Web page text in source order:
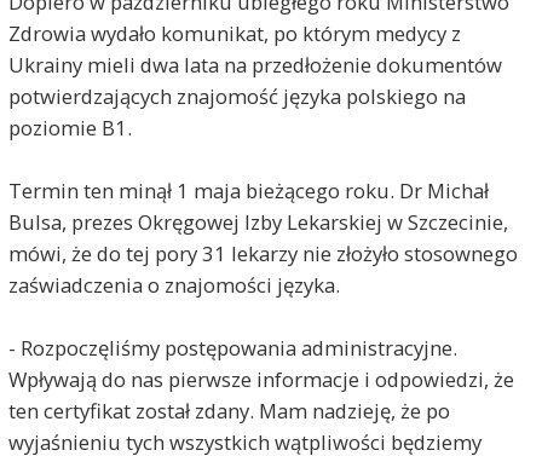
Zdrowia wydało komunikat, po którym medycy z
Ukrainy mieli dwa lata na przedłożenie dokumentów
potwierdzających znajomość języka polskiego na
poziomie B1.
Termin ten minął 1 maja bieżącego roku. Dr Michał
Bulsa, prezes Okręgowej Izby Lekarskiej w Szczecinie,
mówi, że do tej pory 31 lekarzy nie złożyło stosownego
zaświadczenia o znajomości języka.
- Rozpoczęliśmy postępowania administracyjne.
Wpływają do nas pierwsze informacje i odpowiedzi, że
ten certyfikat został zdany. Mam nadzieję, że po
wyjaśnieniu tych wszystkich wątpliwości będziemy